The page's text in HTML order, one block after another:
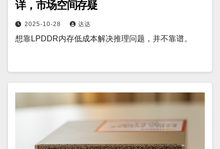
详，市场空间存疑
2025-10-28 达达
想靠LPDDR内存低成本解决推理问题，并不靠谱。